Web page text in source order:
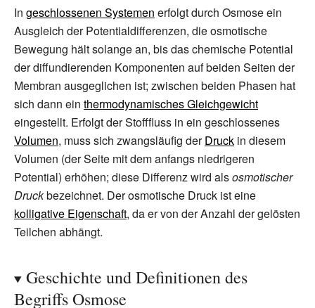
In geschlossenen Systemen erfolgt durch Osmose ein
Ausgleich der Potentialdifferenzen, die osmotische
Bewegung hält solange an, bis das chemische Potential
der diffundierenden Komponenten auf beiden Seiten der
Membran ausgeglichen ist; zwischen beiden Phasen hat
sich dann ein thermodynamisches Gleichgewicht
eingestellt. Erfolgt der Stofffluss in ein geschlossenes
Volumen, muss sich zwangsläufig derDruck in diesem
Volumen (der Seite mit dem anfangs niedrigeren
Potential) erhöhen; diese Differenz wird alsosmotischer
Druckbezeichnet. Der osmotische Druck ist eine
kolligative Eigenschaft, da er von der Anzahl der gelösten
Teilchen abhängt.
Geschichte und Definitionen des
Begriffs Osmose